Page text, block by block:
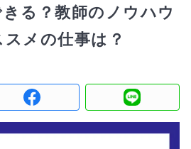
る？教師のノウハウ
メの仕事は？